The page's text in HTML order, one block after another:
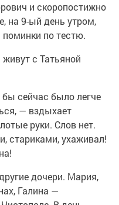
и скоропостижно
на 9-ый день утром,
поминки по тестю.
с Татьяной
сейчас было легче
— вздыхает
руки. Слов нет.
стариками, ухаживал!
дочери. Мария,
Галина —